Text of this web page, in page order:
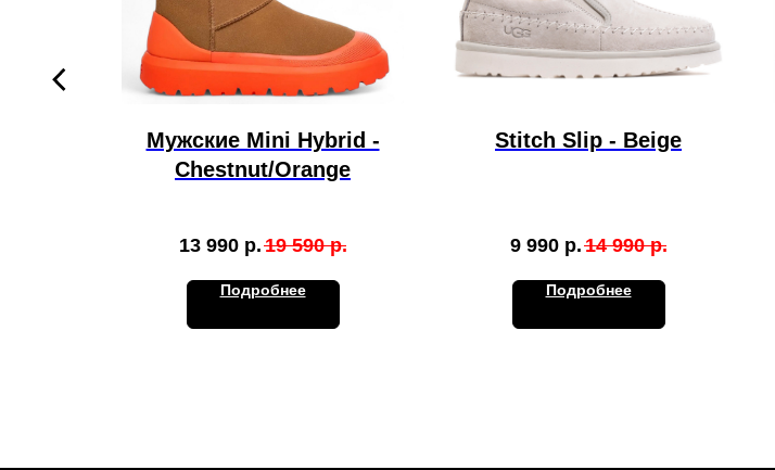
Мужские Mini Hybrid -
Chestnut/Orange
13 990 р.19 590 р.
Подробнее
Stitch Slip - Beige
9 990 р.14 990 р.
Подробнее